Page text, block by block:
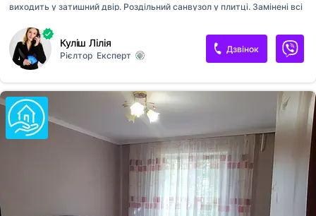
виходить у затишний двір. Роздільний санвузол у плитці. Замінені всі
заїжджати та жити. Документи готові до угоди. Є відеоогляд.
Телефонуйте для перегляду!
Куліш Лілія
Рієлтор Експерт
Дзвінок